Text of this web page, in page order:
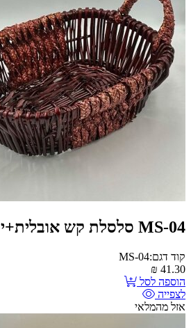
MS-04 סלסלת קש אובלית+ידיות 40/30 ס"מ
קוד דגם:MS-04
41.30
₪
הוספה לסל
לצפייה
אזל מהמלאי